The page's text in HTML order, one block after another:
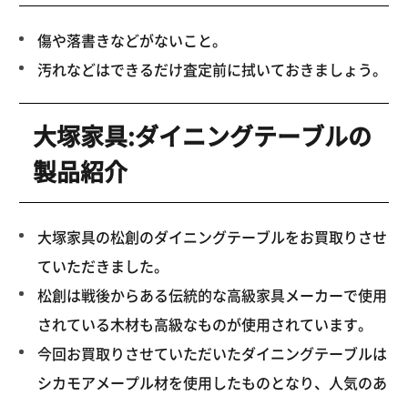
傷や落書きなどがないこと。
汚れなどはできるだけ査定前に拭いておきましょう。
大塚家具:ダイニングテーブルの
製品紹介
大塚家具の松創のダイニングテーブルをお買取りさせ
ていただきました。
松創は戦後からある伝統的な高級家具メーカーで使用
されている木材も高級なものが使用されています。
今回お買取りさせていただいたダイニングテーブルは
シカモアメープル材を使用したものとなり、人気のあ